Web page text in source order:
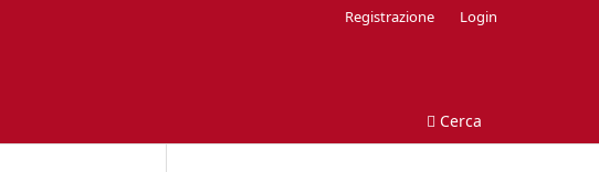
Cerca
Registrazione Login